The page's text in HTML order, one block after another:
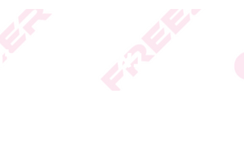
נא לשים לב